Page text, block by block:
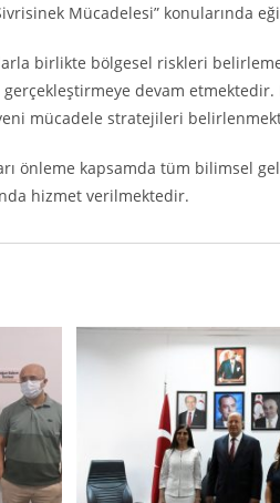
Mücadelesi” konularında
birlikte bölgesel riskleri
gerçekleştirmeye devam
mücadele stratejileri
önleme kapsamda tüm bilimsel
hizmet verilmektedir.